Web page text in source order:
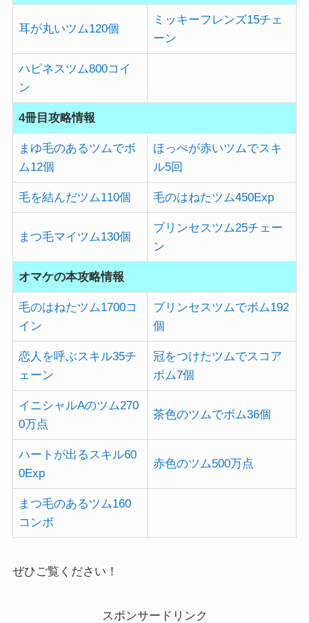
耳が丸いツム120個
ミッキーフレンズ15チェ
ーン
ハピネスツム800コイ
ン
4冊目攻略情報
まゆ毛のあるツムでボ
ム12個
ほっぺが赤いツムでスキ
ル5回
毛を結んだツム110個 毛のはねたツム450Exp
まつ毛マイツム130個
プリンセスツム25チェー
ン
オマケの本攻略情報
毛のはねたツム1700コ
イン
プリンセスツムでボム192
個
恋人を呼ぶスキル35チ
ェーン
冠をつけたツムでスコア
ボム7個
イニシャルAのツム270
0万点
茶色のツムでボム36個
ハートが出るスキル60
0Exp
赤色のツム500万点
まつ毛のあるツム160
コンボ
ぜひご覧ください！
スポンサードリンク